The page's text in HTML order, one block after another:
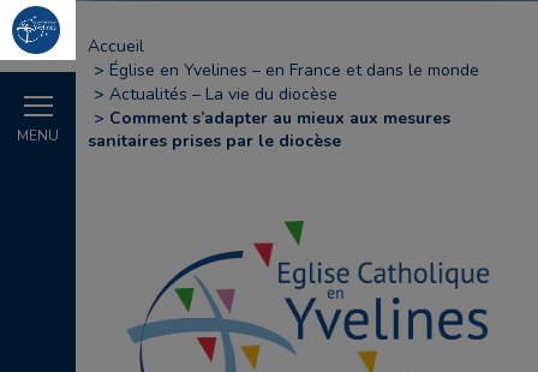
MENU
Accueil
Église en Yvelines – en France et dans le monde
Actualités – La vie du diocèse
Comment s’adapter au mieux aux mesures
sanitaires prises par le diocèse